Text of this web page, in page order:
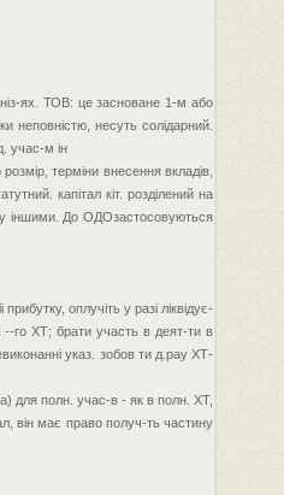
ях. ТОВ: це засноване 1-м або
неповністю, несуть солідарний.
учас-м ін
терміни внесення вкладів,
капітал кіт. розділений на
у іншими. До ОДОзастосовуються
оплучіть у разі ліквідує-
го ХТ; брати участь в деят-ти в
указ. зобов ти д.pay ХТ-
для полн. учас-в - як в полн. ХТ,
він має право получ-ть частину